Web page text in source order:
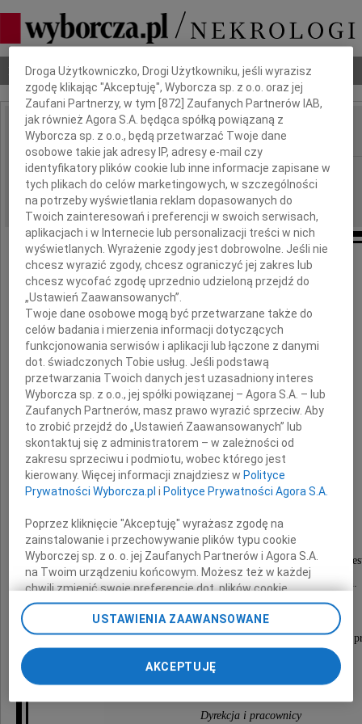
Nekrologi Odeszli Poradnik pogrzebowy
IMIĘ I NAZWISKO:
REGION: Warszawa
DATA EMISJI: 26.09.2009
Z głębokim żalem żegnamy
dr n. farm.
Janinę Piechocką
Państwowego Zakładu Higieny,
wybitnego specjalistę w zakresie badania pozostałości
autora wielu prac naukowych i metodycznych.
Zawsze pozostanie w naszej pamięci jako Człowiek
szlachetny i wielkiego serca
Dyrekcja i pracownicy
Dbamy o Twoją prywatność
Droga Użytkowniczko, Drogi Użytkowniku, jeśli wyrazisz
zgodę klikając "Akceptuję", Wyborcza sp. z o.o. oraz jej
Zaufani Partnerzy, w tym [872 ] Zaufanych Partnerów IAB,
jak również Agora S.A. będąca spółką powiązaną z
Wyborcza sp. z o.o., będą przetwarzać Twoje dane
osobowe takie jak adresy IP, adresy e-mail czy
identyfikatory plików cookie lub inne informacje zapisane w
tych plikach do celów marketingowych, w szczególności
na potrzeby wyświetlania reklam dopasowanych do
Twoich zainteresowań i preferencji w swoich serwisach,
aplikacjach i w Internecie lub personalizacji treści w nich
wyświetlanych. Wyrażenie zgody jest dobrowolne. Jeśli nie
chcesz wyrazić zgody, chcesz ograniczyć jej zakres lub
chcesz wycofać zgodę uprzednio udzieloną przejdź do
„Ustawień Zaawansowanych”.
Twoje dane osobowe mogą być przetwarzane także do
celów badania i mierzenia informacji dotyczących
funkcjonowania serwisów i aplikacji lub łączone z danymi
dot. świadczonych Tobie usług. Jeśli podstawą
przetwarzania Twoich danych jest uzasadniony interes
Wyborcza sp. z o.o., jej spółki powiązanej – Agora S.A. – lub
Zaufanych Partnerów, masz prawo wyrazić sprzeciw. Aby
to zrobić przejdź do „Ustawień Zaawansowanych” lub
skontaktuj się z administratorem – w zależności od
zakresu sprzeciwu i podmiotu, wobec którego jest
kierowany. Więcej informacji znajdziesz w Polityce
Prywatności Wyborcza.pl i Polityce Prywatności Agora S.A.
Poprzez kliknięcie "Akceptuję" wyrażasz zgodę na
zainstalowanie i przechowywanie plików typu cookie
Wyborczej sp. z o. o. jej Zaufanych Partnerów i Agora S.A.
na Twoim urządzeniu końcowym. Możesz też w każdej
chwili zmienić swoje preferencje dot. plików cookie,
ponownie wywołując narzędzie do zarządzania Twoimi
preferencjami dot. przetwarzania danych poprzez
odnośnik „Ustawienia prywatności” w stopce serwisu i
przechodząc do sekcji „Ustawienia zaawansowane”.
Zmiana ustawień plików cookie możliwa jest także za
pomocą ustawień przeglądarki.
My, nasi Zaufani Partnerzy i Agora S.A. możemy
USTAWIENIA ZAAWANSOWANE
AKCEPTUJĘ